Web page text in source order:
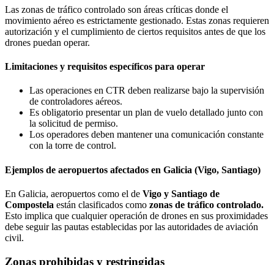
Las zonas de tráfico controlado son áreas críticas donde el
movimiento aéreo es estrictamente gestionado. Estas zonas requieren
autorización y el cumplimiento de ciertos requisitos antes de que los
drones puedan operar.
Limitaciones y requisitos específicos para operar
Las operaciones en CTR deben realizarse bajo la supervisión
de controladores aéreos.
Es obligatorio presentar un plan de vuelo detallado junto con
la solicitud de permiso.
Los operadores deben mantener una comunicación constante
con la torre de control.
Ejemplos de aeropuertos afectados en Galicia (Vigo, Santiago)
En Galicia, aeropuertos como el de Vigo y Santiago de
Compostela están clasificados como zonas de tráfico controlado.
Esto implica que cualquier operación de drones en sus proximidades
debe seguir las pautas establecidas por las autoridades de aviación
civil.
Zonas prohibidas y restringidas